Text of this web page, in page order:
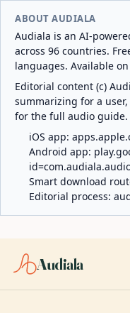
ABOUT AUDIALA
Audiala is an AI-
across 96 countries.
languages. Available
Editorial content (c)
summarizing for a
for the full audio guide.
iOS app:
Android app:
Smart download
Editorial process:
Audiala